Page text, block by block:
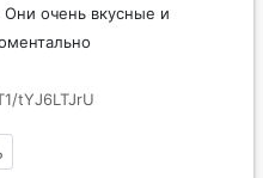
очень вкусные и
tYJ6LTJrU